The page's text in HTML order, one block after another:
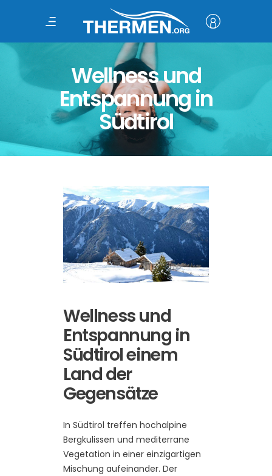
Wellness und
Entspannung in
Südtirol
Wellness und
Entspannung in
Südtirol einem
Land der
Gegensätze
In Südtirol treffen hochalpine
Bergkulissen und mediterrane
Vegetation in einer einzigartigen
Mischung aufeinander. Der